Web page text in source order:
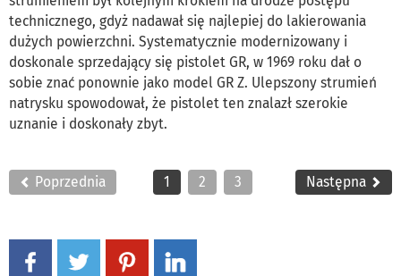
technicznego, gdyż nadawał się najlepiej do lakierowania
dużych powierzchni. Systematycznie modernizowany i
doskonale sprzedający się pistolet GR, w 1969 roku dał o
sobie znać ponownie jako model GR Z. Ulepszony strumień
natrysku spowodował, że pistolet ten znalazł szerokie
uznanie i doskonały zbyt.
Poprzednia 1 2 3 Następna